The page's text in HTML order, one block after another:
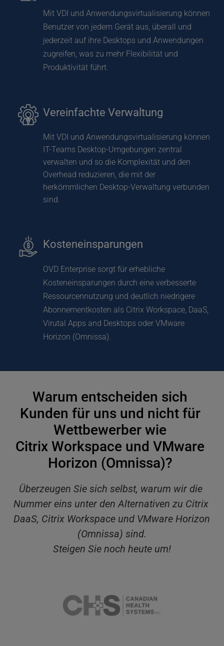
Mit VDI und Anwendungsvirtualisierung können
Benutzer von jedem Gerät aus, überall und
jederzeit auf ihre Desktops und Anwendungen
zugreifen, was zu mehr Flexibilität und
Produktivität führt.
Vereinfachte Verwaltung
Mit VDI und Anwendungsvirtualisierung können
IT-Teams Desktop-Umgebungen zentral
verwalten und so die Komplexität und den
Overhead reduzieren, die mit der
herkömmlichen Desktop-Verwaltung verbunden
sind.
Kosteneinsparungen
OVD Enterprise sorgt für erhebliche
Kosteneinsparungen durch eine verbesserte
Ressourcennutzung und deutlich niedrigere
Abonnementkosten als Citrix Workspace, DaaS,
Virutal Apps and Desktops oder VMware
Horizon (Omnissa).
Warum entscheiden sich
Kunden für uns und nicht für
Wettbewerber wie
Citrix Workspace und VMware
Horizon (Omnissa)?
Überzeugen Sie sich selbst, warum wir die
Nummer eins unter den Alternativen zu Citrix
DaaS, Citrix Workspace und VMware Horizon
(Omnissa) sind.
Steigen Sie noch heute um!